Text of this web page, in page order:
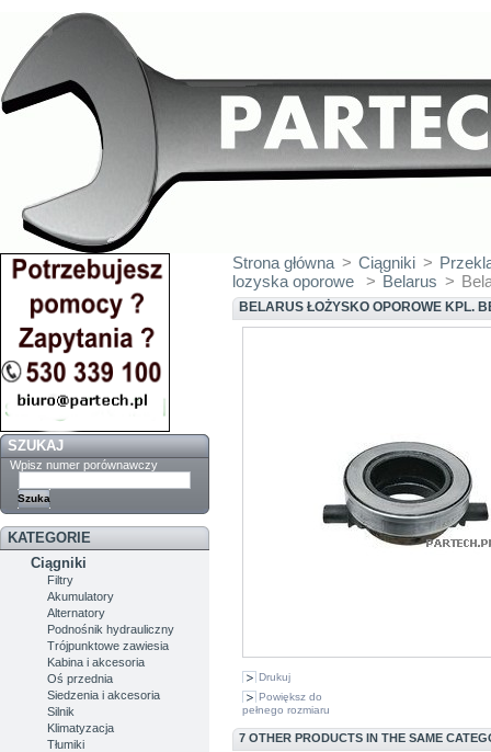
SZUKAJ
Wpisz numer porównawczy
KATEGORIE
Ciągniki
Filtry
Akumulatory
Alternatory
Podnośnik hydrauliczny
Trójpunktowe zawiesia
Kabina i akcesoria
Oś przednia
Siedzenia i akcesoria
Silnik
Klimatyzacja
Tłumiki
Strona główna > Ciągniki >
lozyska oporowe
> Belarus >
BELARUS ŁOŻYSKO OPOROWE KPL.
Drukuj
Powiększ do
pełnego rozmiaru
7 OTHER PRODUCTS IN THE SAME